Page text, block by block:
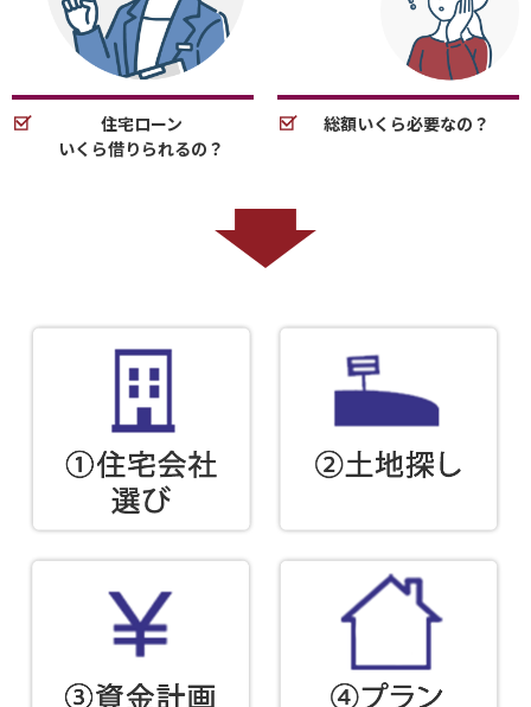
住宅ローン
いくら借りられるの？
総額いくら必要なの？